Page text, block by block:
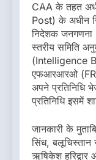
CAA के तहत
Post) के अधीन
निदेशक
स्तरीय समिति
(Intelligence
एफआरआरओ
अपने प्रतिनिधि
प्रतिनिधि इसमें
जानकारी के
सिंध, बलूचिस्तान
ऋषिकेश